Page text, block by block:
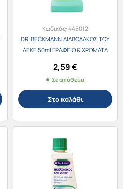
Κωδικός:445012
DR. BECKMANN ΔΙΑΒΟΛΑΚΟΣ ΤΟΥ
ΛΕΚΕ 50ml ΓΡΑΦΕΙΟ & ΧΡΩΜΑΤΑ
2,59€
Σε απόθεμα
Στο καλάθι